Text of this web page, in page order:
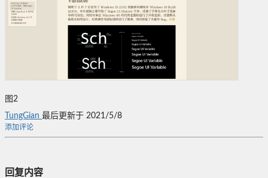
图2
TungGian 最后更新于 2021/5/8
添加评论
回复内容